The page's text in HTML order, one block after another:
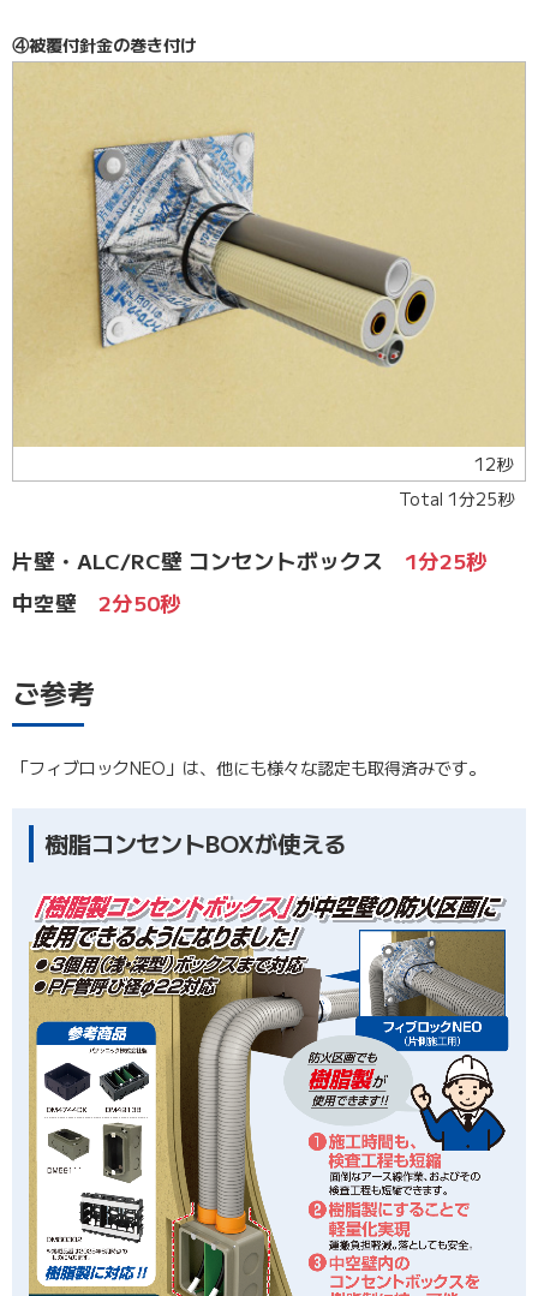
④被覆付針金の巻き付け
12秒
Total 1分25秒
片壁・ALC/RC壁 コンセントボックス
1分25秒
中空壁
2分50秒
ご参考
「フィブロックNEO」は、他にも様々な認定も取得済みです。
樹脂コンセントBOXが使える